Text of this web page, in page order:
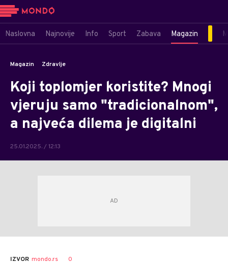
Naslovna Najnovije Info Sport Zabava Magazin
Magazin Zdravlje
Koji toplomjer koristite? Mnogi
vjeruju samo "tradicionalnom",
a najveća dilema je digitalni
25.01.2025. / 12:13
IZVOR mondo.rs 0